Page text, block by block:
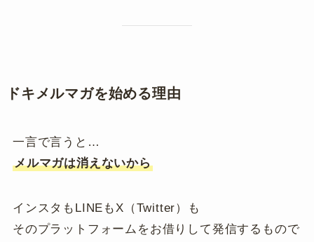
ドキメルマガを始める理由
一言で言うと…
メルマガは消えないから
インスタもLINEもX（Twitter）も
そのプラットフォームをお借りして発信するもので